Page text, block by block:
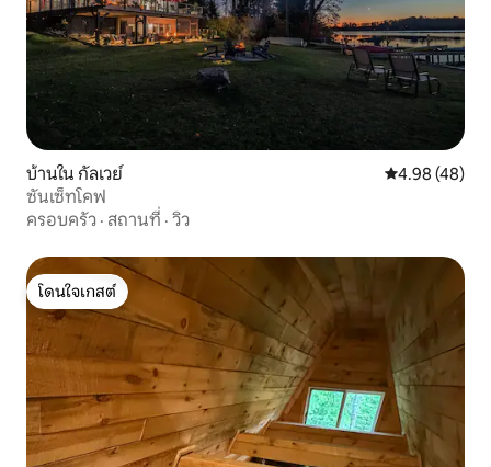
บ้านใน กัลเวย์ คะแนนเฉลี่ย
4.98 (48)
ซันเซ็ทโคฟ
ครอบครัว · สถานที่ · วิว
โดนใจเกสต์
โดนใจเกสต์